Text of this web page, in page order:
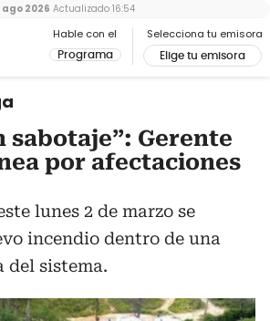
Hable con el
Programa
Selecciona tu emisora
Elige tu emisora
ago 2026 Actualizado 16:54
sabotaje”: Gerente
por afectaciones
lunes 2 de marzo se
incendio dentro de una
sistema.